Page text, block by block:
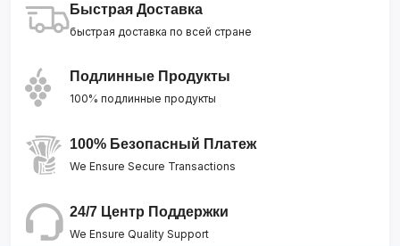
Быстрая Доставка
быстрая доставка по всей стране
Подлинные Продукты
100% подлинные продукты
100% Безопасный Платеж
We Ensure Secure Transactions
24/7 Центр Поддержки
We Ensure Quality Support